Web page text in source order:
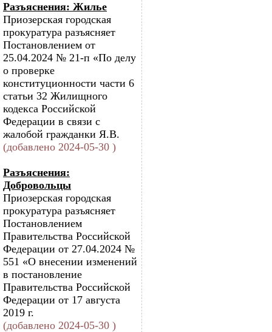
Разъяснения: Жилье
Приозерская городская
прокуратура разъясняет
Постановлением от
25.04.2024 № 21-п «По делу
о проверке
конституционности части 6
статьи 32 Жилищного
кодекса Российской
Федерации в связи с
жалобой гражданки Я.В.
(добавлено 2024-05-30 )
Разъяснения:
Добровольцы
Приозерская городская
прокуратура разъясняет
Постановлением
Правительства Российской
Федерации от 27.04.2024 №
551 «О внесении изменений
в постановление
Правительства Российской
Федерации от 17 августа
2019 г.
(добавлено 2024-05-30 )